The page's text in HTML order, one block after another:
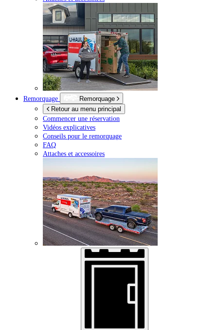
Remorquage
Remorquage
Retour au menu principal
Commencer une réservation
Vidéos explicatives
Conseils pour le remorquage
FAQ
Attaches et accessoires